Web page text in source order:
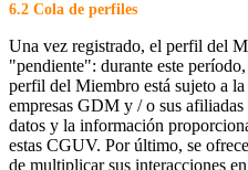
6.2 Cola de perfiles
Una vez registrado, el perfil del
"pendiente": durante este
perfil del Miembro está sujeto a
empresas GDM y / o sus
datos y la información
estas CGUV. Por último, se
de multiplicar sus interacciones